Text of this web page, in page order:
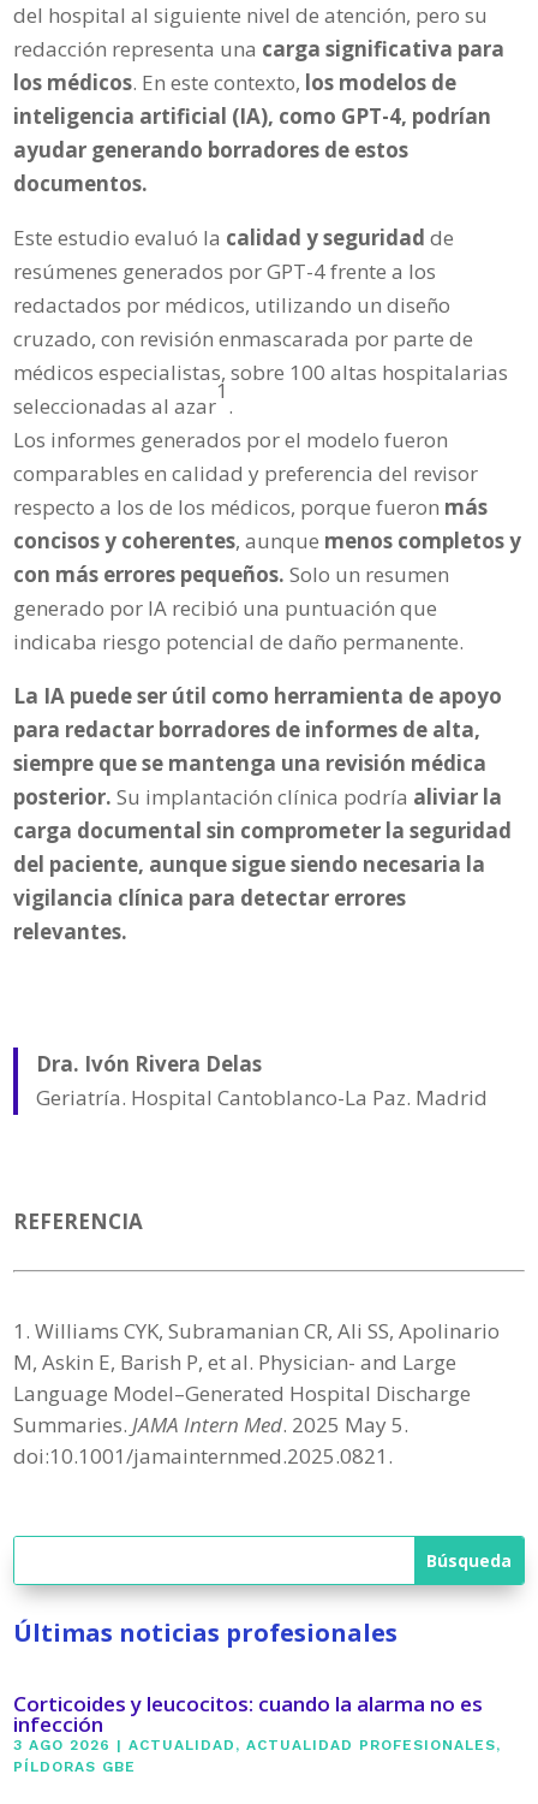
del hospital al siguiente nivel de atención, pero su
redacción representa una carga significativa para
los médicos. En este contexto, los modelos de
inteligencia artificial (IA), como GPT-4, podrían
ayudar generando borradores de estos
documentos.
Este estudio evaluó la calidad y seguridad de
resúmenes generados por GPT-4 frente a los
redactados por médicos, utilizando un diseño
cruzado, con revisión enmascarada por parte de
médicos especialistas, sobre 100 altas hospitalarias
seleccionadas al azar
1
.
Los informes generados por el modelo fueron
comparables en calidad y preferencia del revisor
respecto a los de los médicos, porque fueron más
concisos y coherentes, aunque menos completos y
con más errores pequeños. Solo un resumen
generado por IA recibió una puntuación que
indicaba riesgo potencial de daño permanente.
La IA puede ser útil como herramienta de apoyo
para redactar borradores de informes de alta,
siempre que se mantenga una revisión médica
posterior. Su implantación clínica podría aliviar la
carga documental sin comprometer la seguridad
del paciente, aunque sigue siendo necesaria la
vigilancia clínica para detectar errores
relevantes.
Dra. Ivón Rivera Delas
Geriatría. Hospital Cantoblanco-La Paz. Madrid
REFERENCIA
Williams CYK, Subramanian CR, Ali SS, Apolinario
M, Askin E, Barish P, et al. Physician- and Large
Language Model–Generated Hospital Discharge
Summaries. JAMA Intern Med. 2025 May 5.
doi:10.1001/jamainternmed.2025.0821.
Últimas noticias profesionales
Corticoides y leucocitos: cuando la alarma no es
infección
3 AGO 2026 |ACTUALIDAD ,ACTUALIDAD PROFESIONALES,
PÍLDORAS GBE